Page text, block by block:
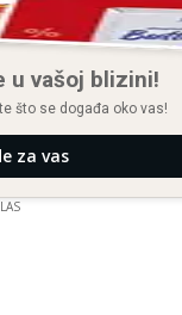
u vašoj blizini!
što se događa oko vas!
za vas